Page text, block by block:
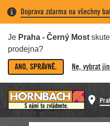
Doprava zdarma na všechny
Je Praha - Černý Most
prodejna?
ANO, SPRÁVNĚ. Ne, vybrat